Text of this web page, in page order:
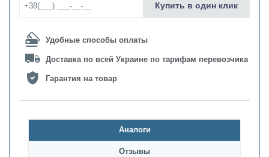
Удобные способы оплаты
Доставка по всей Украине по тарифам перевозчика
Гарантия на товар
Купить в один клик
Аналоги
Oтзывы